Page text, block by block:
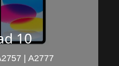
10
| A2777